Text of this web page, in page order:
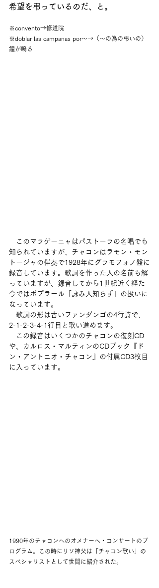
希望を弔っているのだ、と。
※convento→修道院
※doblar las campanas por～→（～の為の弔いの）
鐘が鳴る
このマラゲーニャはパストーラの名唱でも
知られていますが、チャコンはラモン・モン
トージャの伴奏で1928年にグラモフォノ盤に
録音しています。歌詞を作った人の名前も解
っていますが、録音してから1世紀近く経た
今ではポプラール「詠み人知らず」の扱いに
なっています。
歌詞の形は古いファンダンゴの4行詩で、
2-1-2-3-4-1行目と歌い進めます。
この録音はいくつかのチャコンの復刻CD
や、カルロス・マルティンのCDブック『ド
ン・アントニオ・チャコン』の付属CD3枚目
に入っています。
1990年のチャコンへのオメナーヘ・コンサートのプ
ログラム。この時にリソ神父は「チャコン歌い」の
スペシャリストとして世間に紹介された。